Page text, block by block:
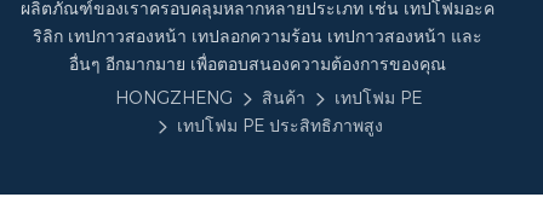
ผลิตภัณฑ์ของเราครอบคลุมหลากหลายประเภท เช่น เทปโฟมอะค
ริลิก เทปกาวสองหน้า เทปลอกความร้อน เทปกาวสองหน้า และ
อื่นๆ อีกมากมาย เพื่อตอบสนองความต้องการของคุณ
HONGZHENG
สินค้า
เทปโฟม PE
เทปโฟม PE ประสิทธิภาพสูง